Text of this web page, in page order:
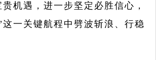
机遇，进一步坚定必胜信心，
这一关键航程中劈波斩浪、行稳